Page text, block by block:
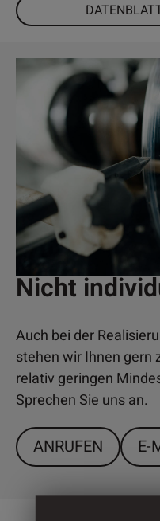
Nicht
Auch bei der
stehen wir Ihnen gern
relativ geringen
Sprechen Sie uns an.
ANRUFEN E-